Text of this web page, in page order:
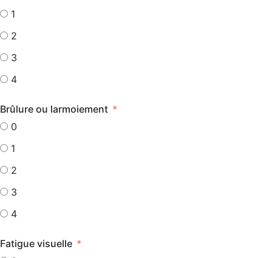
1
2
3
4
Brûlure ou larmoiement
0
1
2
3
4
Fatigue visuelle